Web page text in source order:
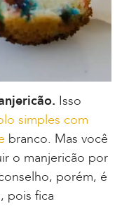
Isso
simples com
branco. Mas você
o manjericão por
porém, é
pois fica